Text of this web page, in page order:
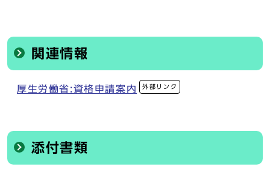
関連情報
厚生労働省:資格申請案内 外部リンク
添付書類